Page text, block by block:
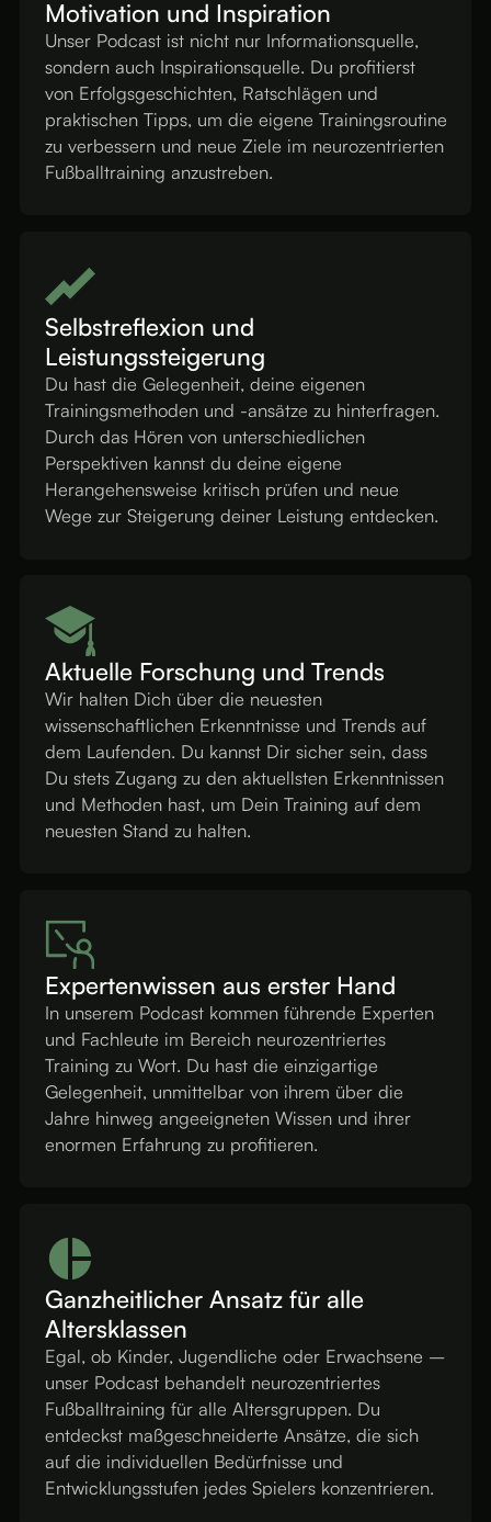
Motivation und Inspiration
Unser Podcast ist nicht nur Informationsquelle,
sondern auch Inspirationsquelle. Du profitierst
von Erfolgsgeschichten, Ratschlägen und
praktischen Tipps, um die eigene Trainingsroutine
zu verbessern und neue Ziele im neurozentrierten
Fußballtraining anzustreben.
Selbstreflexion und
Leistungssteigerung
Du hast die Gelegenheit, deine eigenen
Trainingsmethoden und -ansätze zu hinterfragen.
Durch das Hören von unterschiedlichen
Perspektiven kannst du deine eigene
Herangehensweise kritisch prüfen und neue
Wege zur Steigerung deiner Leistung entdecken.
Aktuelle Forschung und Trends
Wir halten Dich über die neuesten
wissenschaftlichen Erkenntnisse und Trends auf
dem Laufenden. Du kannst Dir sicher sein, dass
Du stets Zugang zu den aktuellsten Erkenntnissen
und Methoden hast, um Dein Training auf dem
neuesten Stand zu halten.
Expertenwissen aus erster Hand
In unserem Podcast kommen führende Experten
und Fachleute im Bereich neurozentriertes
Training zu Wort. Du hast die einzigartige
Gelegenheit, unmittelbar von ihrem über die
Jahre hinweg angeeigneten Wissen und ihrer
enormen Erfahrung zu profitieren.
Ganzheitlicher Ansatz für alle
Altersklassen
Egal, ob Kinder, Jugendliche oder Erwachsene –
unser Podcast behandelt neurozentriertes
Fußballtraining für alle Altersgruppen. Du
entdeckst maßgeschneiderte Ansätze, die sich
auf die individuellen Bedürfnisse und
Entwicklungsstufen jedes Spielers konzentrieren.